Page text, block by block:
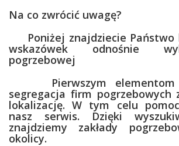
Na co zwrócić uwagę?
Poniżej znajdziecie Państwo
wskazówek odnośnie
pogrzebowej
Pierwszym elementom
segregacja firm pogrzebowych
lokalizację. W tym celu
nasz serwis. Dzięki
znajdziemy zakłady
okolicy.